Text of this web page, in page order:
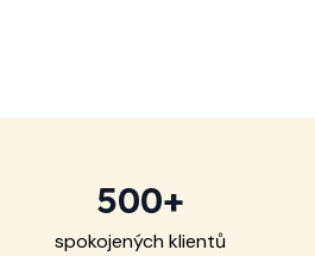
500+
spokojených klientů